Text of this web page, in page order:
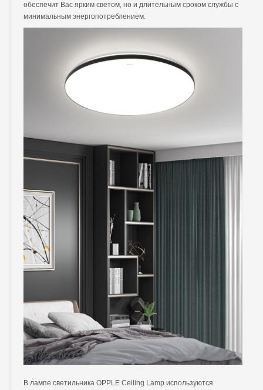
обеспечит Вас ярким светом, но и длительным сроком службы с
минимальным энергопотреблением.
В лампе светильника OPPLE Ceiling Lamp используются